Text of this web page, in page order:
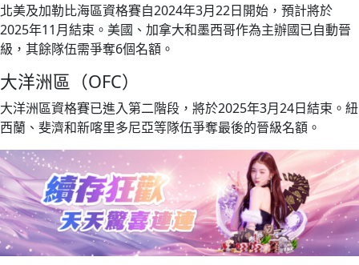
北美及加勒比海區資格賽自2024年3月22日開始，預計將於
2025年11月結束。美國、加拿大和墨西哥作為主辦國已自動晉
級，其餘隊伍需爭奪6個名額。
大洋洲區（OFC）
大洋洲區資格賽已進入第二階段，將於2025年3月24日結束。紐
西蘭、斐濟和新喀里多尼亞等隊伍爭奪最後的晉級名額。